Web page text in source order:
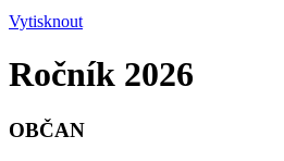
Vytisknout
Ročník 2026
OBČAN